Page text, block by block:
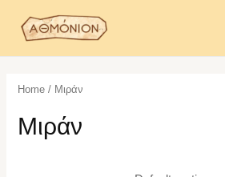
content
Home / Μιράν
Μιράν